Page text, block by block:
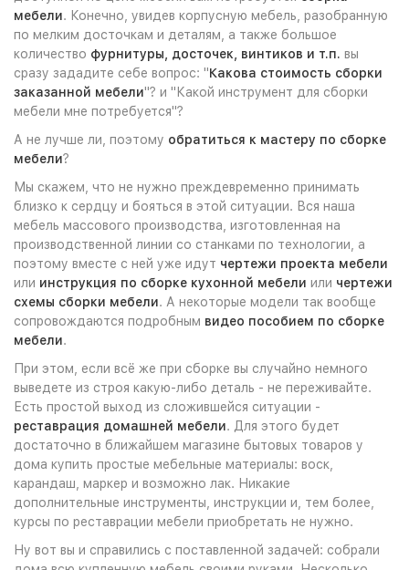
мебели. Конечно, увидев корпусную мебель, разобранную
по мелким досточкам и деталям, а также большое
количество фурнитуры, досточек, винтиков и т.п. вы
сразу зададите себе вопрос: "Какова стоимость сборки
заказанной мебели"? и "Какой инструмент для сборки
мебели мне потребуется"?
А не лучше ли, поэтому обратиться к мастеру по сборке
мебели?
Мы скажем, что не нужно преждевременно принимать
близко к сердцу и бояться в этой ситуации. Вся наша
мебель массового производства, изготовленная на
производственной линии со станками по технологии, а
поэтому вместе с ней уже идут чертежи проекта мебели
или инструкция по сборке кухонной мебели или чертежи
схемы сборки мебели. А некоторые модели так вообще
сопровождаются подробным видео пособием по сборке
мебели.
При этом, если всё же при сборке вы случайно немного
выведете из строя какую-либо деталь - не переживайте.
Есть простой выход из сложившейся ситуации -
реставрация домашней мебели. Для этого будет
достаточно в ближайшем магазине бытовых товаров у
дома купить простые мебельные материалы: воск,
карандаш, маркер и возможно лак. Никакие
дополнительные инструменты, инструкции и, тем более,
курсы по реставрации мебели приобретать не нужно.
Ну вот вы и справились с поставленной задачей: собрали